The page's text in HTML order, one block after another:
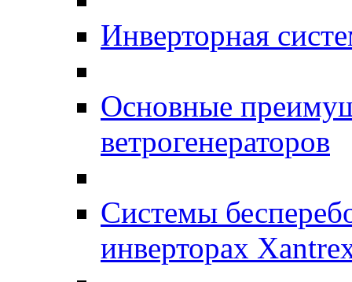
Инверторная
Основные
ветрогенераторов
Системы
инверторах